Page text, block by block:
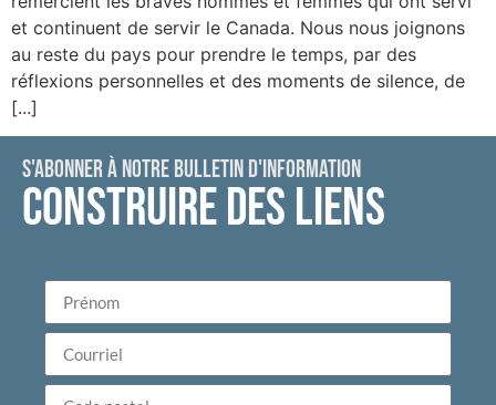
et continuent de servir le Canada. Nous nous joignons
au reste du pays pour prendre le temps, par des
réflexions personnelles et des moments de silence, de
[...]
S'ABONNER À NOTRE BULLETIN D'INFORMATION
CONSTRUIRE DES LIENS